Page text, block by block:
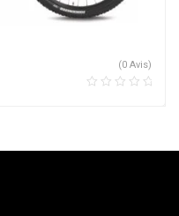
(0 Avis)